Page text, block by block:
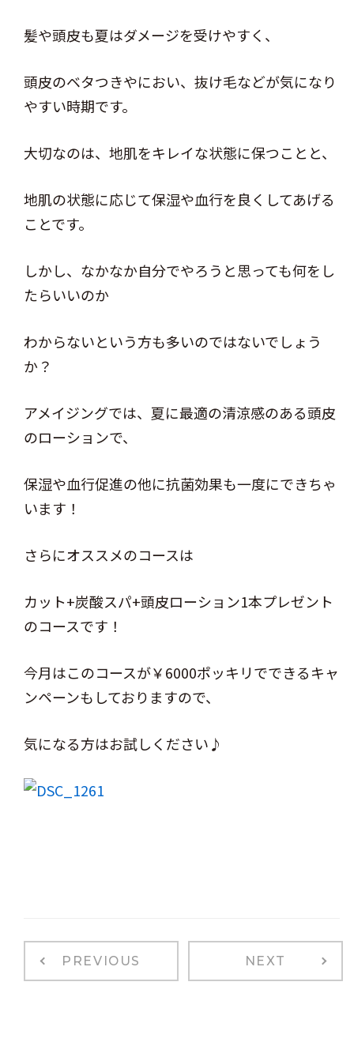
髪や頭皮も夏はダメージを受けやすく、
頭皮のベタつきやにおい、抜け毛などが気になり
やすい時期です。
大切なのは、地肌をキレイな状態に保つことと、
地肌の状態に応じて保湿や血行を良くしてあげる
ことです。
しかし、なかなか自分でやろうと思っても何をし
たらいいのか
わからないという方も多いのではないでしょう
か？
アメイジングでは、夏に最適の清涼感のある頭皮
のローションで、
保湿や血行促進の他に抗菌効果も一度にできちゃ
います！
さらにオススメのコースは
カット+炭酸スパ+頭皮ローション1本プレゼント
のコースです！
今月はこのコースが￥6000ポッキリでできるキャ
ンペーンもしておりますので、
気になる方はお試しください♪
PREVIOUS NEXT